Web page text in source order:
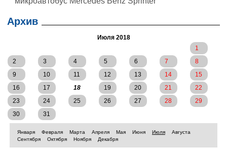
Архив
Июля 2018
1
2
3 4 5 6 7
8
9
10 11 12 13 14
15
16
17 18 19 20 21
22
23
24 25 26 27 28
29
30
31
Января Февраля Марта Апреля Мая Июня Июля
Августа
Сентября
Октября Ноября Декабря